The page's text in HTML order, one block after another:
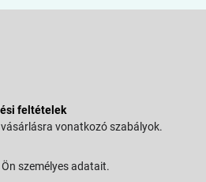
feltételek
vonatkozó szabályok.
személyes adatait.